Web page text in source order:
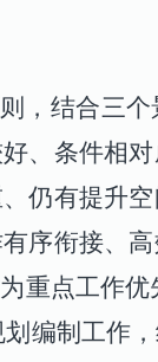
，结合三
、条件相
仍有提升
序衔接、
重点工作
编制工作